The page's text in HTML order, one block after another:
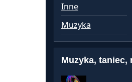
Inne
Muzyka
Muzyka, taniec,